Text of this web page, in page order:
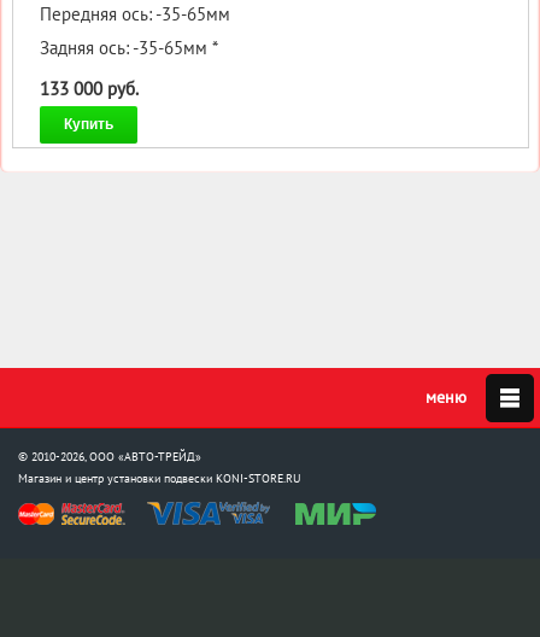
Передняя ось: -35-65мм
Задняя ось: -35-65мм *
133 000 руб.
Купить
© 2010-2026, ООО «АВТО-ТРЕЙД»
Магазин и центр установки подвески KONI-STORE.RU